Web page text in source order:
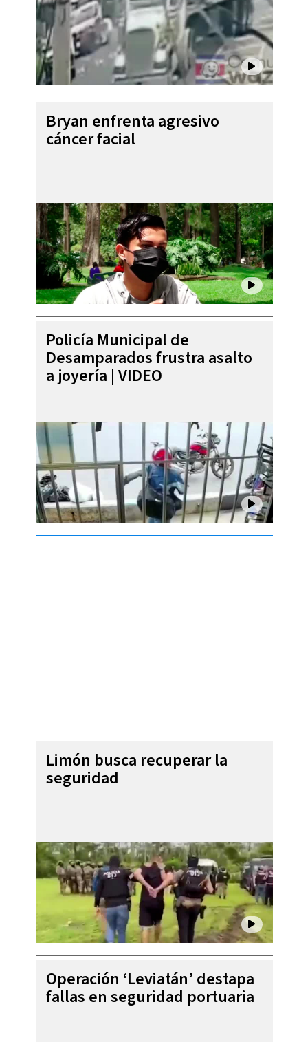
Bryan enfrenta agresivo
cáncer facial
Policía Municipal de
Desamparados frustra asalto
a joyería | VIDEO
Limón busca recuperar la
seguridad
Operación ‘Leviatán’ destapa
fallas en seguridad portuaria